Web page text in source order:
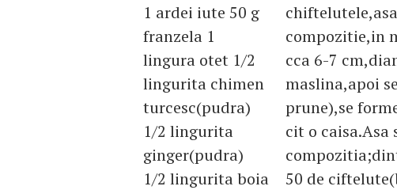
1 ardei iute 50 g
franzela 1
lingura otet 1/2
lingurita chimen
turcesc(pudra)
1/2 lingurita
ginger(pudra)
1/2 lingurita boia
compozitie,in
cca 6-7
maslina,apoi
prune),se
cit o caisa.Asa
50 de